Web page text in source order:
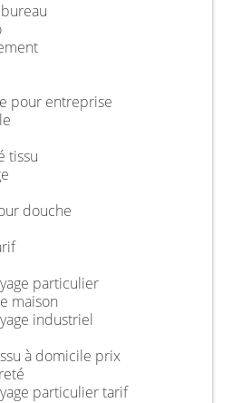
pour entreprise
tissu
douche
particulier
maison
industriel
à domicile prix
particulier tarif